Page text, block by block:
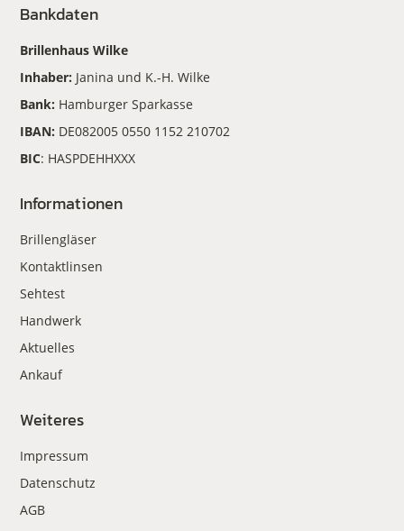
Bankdaten
Brillenhaus Wilke
Inhaber: Janina und K.-H. Wilke
Bank: Hamburger Sparkasse
IBAN: DE082005 0550 1152 210702
BIC: HASPDEHHXXX
Informationen
Brillengläser
Kontaktlinsen
Sehtest
Handwerk
Aktuelles
Ankauf
Weiteres
Impressum
Datenschutz
AGB